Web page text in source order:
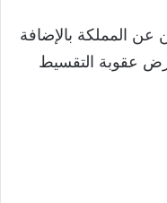
عن المملكة بالإضافة
عقوبة التقسيط